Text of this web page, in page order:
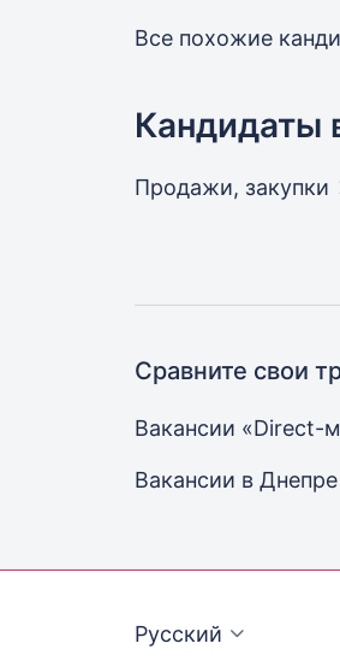
Все похожие
Кандидаты
Продажи, закупки
Сравните свои
Вакансии «Direct-
Вакансии в Днепре
Русский